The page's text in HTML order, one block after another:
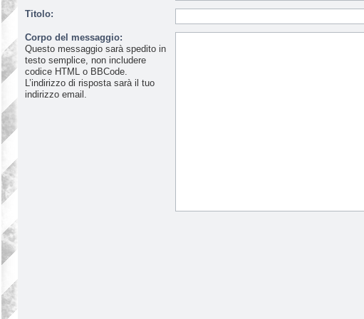
Titolo:
Corpo del messaggio:
Questo messaggio sarà spedito in
testo semplice, non includere
codice HTML o BBCode.
L’indirizzo di risposta sarà il tuo
indirizzo email.